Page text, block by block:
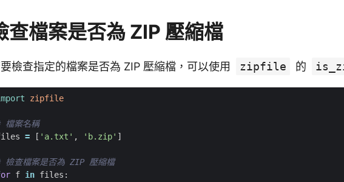
查檔案是否為 ZIP 壓縮檔
檢查指定的檔案是否為 ZIP 壓縮檔，可以使用 zipfile 的
zipfile
檔案名稱
= [ 'a.txt' , 'b.zip' ]
檢查檔案是否為 ZIP 壓縮檔
f in files :